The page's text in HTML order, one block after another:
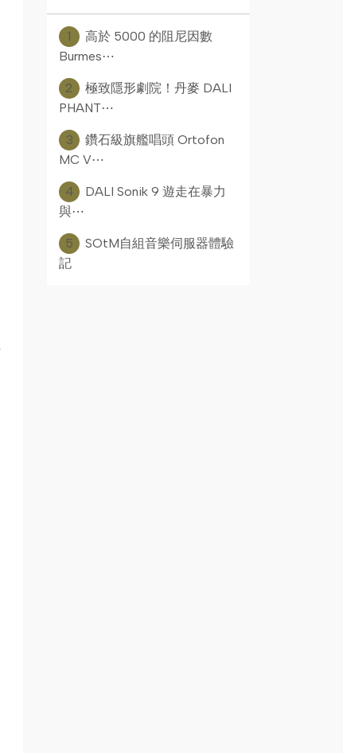
1
高於 5000 的阻尼因數
Burmes⋯
2
極致隱形劇院！丹麥 DALI
PHANT⋯
3
鑽石級旗艦唱頭 Ortofon
MC V⋯
4
DALI Sonik 9 遊走在暴力
與⋯
5
SOtM自組音樂伺服器體驗
記